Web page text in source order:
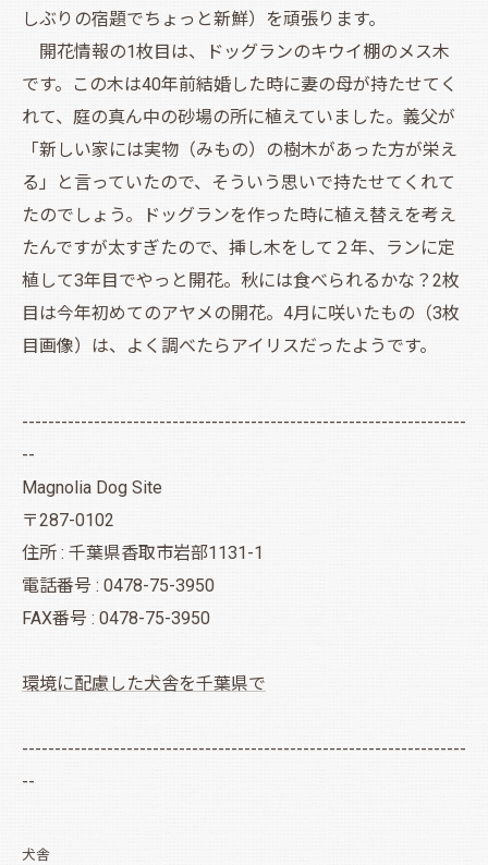
しぶりの宿題でちょっと新鮮）を頑張ります。
開花情報の1枚目は、ドッグランのキウイ棚のメス木
です。この木は40年前結婚した時に妻の母が持たせてく
れて、庭の真ん中の砂場の所に植えていました。義父が
「新しい家には実物（みもの）の樹木があった方が栄え
る」と言っていたので、そういう思いで持たせてくれて
たのでしょう。ドッグランを作った時に植え替えを考え
たんですが太すぎたので、挿し木をして２年、ランに定
植して3年目でやっと開花。秋には食べられるかな？2枚
目は今年初めてのアヤメの開花。4月に咲いたもの（3枚
目画像）は、よく調べたらアイリスだったようです。
--------------------------------------------------------------------
--
Magnolia Dog Site
〒287-0102
住所 : 千葉県香取市岩部1131-1
電話番号 : 0478-75-3950
FAX番号 : 0478-75-3950
環境に配慮した犬舎を千葉県で
--------------------------------------------------------------------
--
犬舎